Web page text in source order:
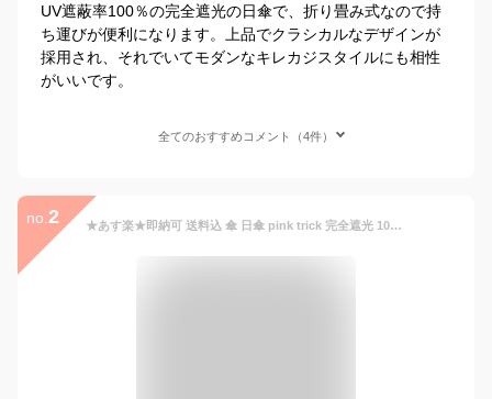
UV遮蔽率100％の完全遮光の日傘で、折り畳み式なので持
ち運びが便利になります。上品でクラシカルなデザインが
採用され、それでいてモダンなキレカジスタイルにも相性
がいいです。
全てのおすすめコメント（4件）
no. 2 ★あす楽★即納可 送料込 傘 日傘 pink trick 完全遮光 100% 大人気 折りたたみ傘 2段折りたたみ傘 おしゃれ 遮光 レディース UVカット 晴雨兼用傘 コンパクト 遮光率100% はっ水 雨 梅雨 晴れ 遮熱 親骨50cm おすすめ 遮光100％ ピンクトリック 遮光傘 人気 フリル 話題